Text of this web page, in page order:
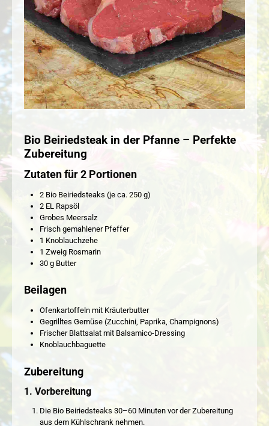
Bio Beiriedsteak in der Pfanne – Perfekte
Zubereitung
Zutaten für 2 Portionen
2 Bio Beiriedsteaks (je ca. 250 g)
2 EL Rapsöl
Grobes Meersalz
Frisch gemahlener Pfeffer
1 Knoblauchzehe
1 Zweig Rosmarin
30 g Butter
Beilagen
Ofenkartoffeln mit Kräuterbutter
Gegrilltes Gemüse (Zucchini, Paprika, Champignons)
Frischer Blattsalat mit Balsamico-Dressing
Knoblauchbaguette
Zubereitung
1. Vorbereitung
Die Bio Beiriedsteaks 30–60 Minuten vor der Zubereitung
aus dem Kühlschrank nehmen.